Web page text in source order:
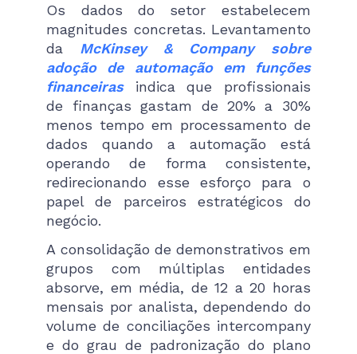
Os dados do setor estabelecem
magnitudes concretas. Levantamento
da McKinsey & Company sobre
adoção de automação em funções
financeirasindica que profissionais
de finanças gastam de 20% a 30%
menos tempo em processamento de
dados quando a automação está
operando de forma consistente,
redirecionando esse esforço para o
papel de parceiros estratégicos do
negócio.
A consolidação de demonstrativos em
grupos com múltiplas entidades
absorve, em média, de 12 a 20 horas
mensais por analista, dependendo do
volume de conciliações intercompany
e do grau de padronização do plano